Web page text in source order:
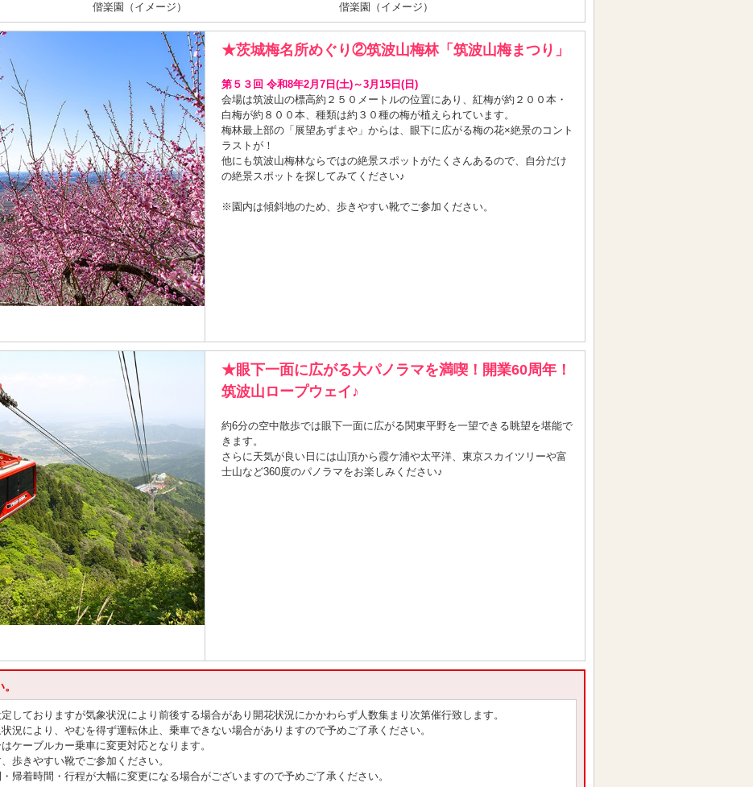
偕楽園（イメージ） 偕楽園（イメージ）
★茨城梅名所めぐり②筑波山梅林「筑波山梅まつり」
第５３回 令和8年2月7日(土)～3月15日(日)
会場は筑波山の標高約２５０メートルの位置にあり、紅梅が約２００本・
白梅が約８００本、種類は約３０種の梅が植えられています。
梅林最上部の「展望あずまや」からは、眼下に広がる梅の花×絶景のコント
ラストが！
他にも筑波山梅林ならではの絶景スポットがたくさんあるので、自分だけ
の絶景スポットを探してみてください♪
※園内は傾斜地のため、歩きやすい靴でご参加ください。
★眼下一面に広がる大パノラマを満喫！開業60周年！
筑波山ロープウェイ♪
約6分の空中散歩では眼下一面に広がる関東平野を一望できる眺望を堪能で
きます。
さらに天気が良い日には山頂から霞ケ浦や太平洋、東京スカイツリーや富
士山など360度のパノラマをお楽しみください♪
しておりますが気象状況により前後する場合があり開花状況にかかわらず人数集まり次第催行致します。
況により、やむを得ず運転休止、乗車できない場合がありますので予めご了承ください。
ケーブルカー乗車に変更対応となります。
歩きやすい靴でご参加ください。
帰着時間・行程が大幅に変更になる場合がございますので予めご了承ください。